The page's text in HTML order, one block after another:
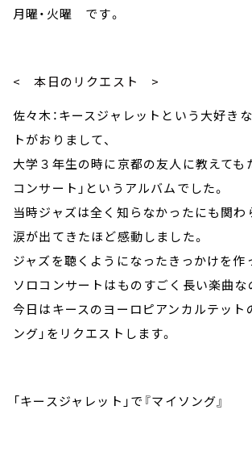
月曜・火曜 です。
< 本日のリクエスト >
佐々木：キースジャレットという大好き
トがおりまして、
大学３年生の時に京都の友人に教えても
コンサート」というアルバムでした。
当時ジャズは全く知らなかったにも関わ
涙が出てきたほど感動しました。
ジャズを聴くようになったきっかけを作
ソロコンサートはものすごく長い楽曲な
今日はキースのヨーロピアンカルテット
ング」をリクエストします。
「キースジャレット」で『マイソング』